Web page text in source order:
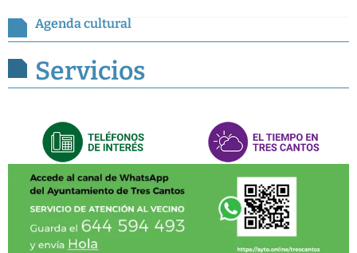
Agenda cultural
Servicios